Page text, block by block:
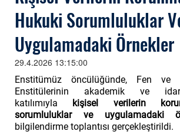
Hukuki Sorumluluklar
Uygulamadaki Örnekler
29.4.2026 13:15:00
Enstitümüz öncülüğünde, Fen ve
Enstitülerinin akademik ve
katılımıyla kişisel verilerin
sorumluluklar ve uygulamadaki
bilgilendirme toplantısı gerçekleştirildi.